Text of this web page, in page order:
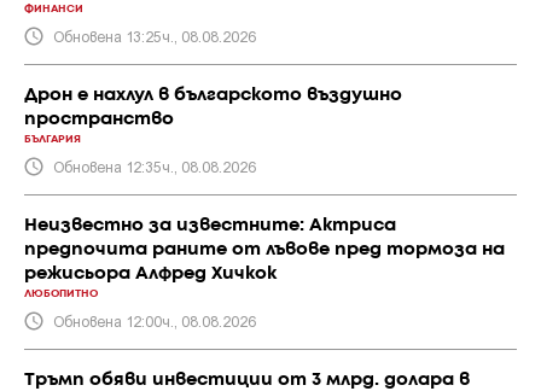
ФИНАНСИ
Обновена 13:25ч., 08.08.2026
Дрон е нахлул в българското въздушно
пространство
БЪЛГАРИЯ
Обновена 12:35ч., 08.08.2026
Неизвестно за известните: Актриса
предпочита раните от лъвове пред тормоза на
режисьора Алфред Хичкок
ЛЮБОПИТНО
Обновена 12:00ч., 08.08.2026
Тръмп обяви инвестиции от 3 млрд. долара в